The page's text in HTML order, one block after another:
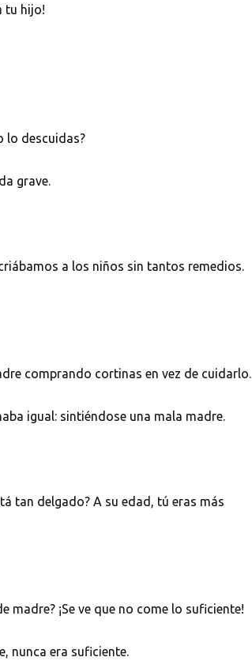
tu hijo!
lo descuidas?
grave.
a los niños sin tantos remedios.
comprando cortinas en vez de cuidarlo.
igual: sintiéndose una mala madre.
tan delgado? A su edad, tú eras más
¡Se ve que no come lo suficiente!
nunca era suficiente.